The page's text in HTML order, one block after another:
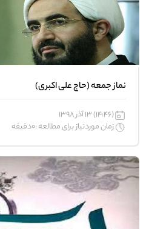
نماز جمعه (حاج علی اکبری)
(14:46) 13 آذر 1398
زمان موردنیاز برای مطالعه :0دقیقه